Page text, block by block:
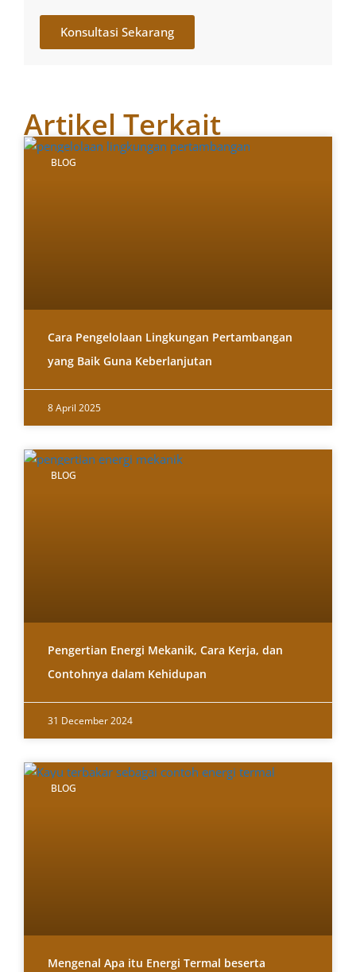
Konsultasi Sekarang
Artikel Terkait
BLOG
Cara Pengelolaan Lingkungan Pertambangan
yang Baik Guna Keberlanjutan
8 April 2025
BLOG
Pengertian Energi Mekanik, Cara Kerja, dan
Contohnya dalam Kehidupan
31 December 2024
BLOG
Mengenal Apa itu Energi Termal beserta